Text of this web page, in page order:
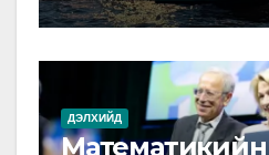
ДЭЛХИЙД